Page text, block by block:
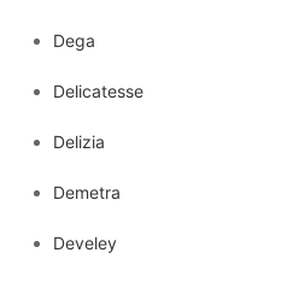
Dega
Delicatesse
Delizia
Demetra
Develey